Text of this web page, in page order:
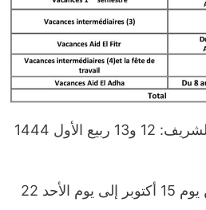
عطلة عيد المولد النبوي الشريف: 12 و13 ربيع الأول 1444
العطلة البينية الأولى : من يوم 15 أكتوبر إلى يوم الأحد 22